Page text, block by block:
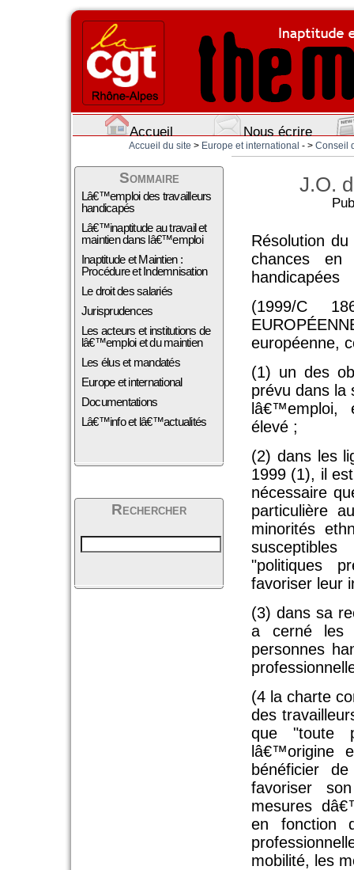
Accueil Nous écrire
Accueil du site > Europe et international - > Conseil
Sommaire
Lâ€™emploi des travailleurs
handicapés
Lâ€™inaptitude au travail et
maintien dans lâ€™emploi
Inaptitude et Maintien :
Procédure et Indemnisation
Le droit des salariés
Jurisprudences
Les acteurs et institutions de
lâ€™emploi et du maintien
Les élus et mandatés
Europe et international
Documentations
Lâ€™info et lâ€™actualités
Rechercher
J.O.
Résolution
chances en
handicapées
(1999/C
européenne,
(1) un des
prévu dans la
lâ€™emploi,
élevé ;
(2) dans les
1999 (1), il
nécessaire
particulière
minorités
"politiques
favoriser leur
(3) dans sa
a cerné les
personnes
(4 la charte
des
que "toute
lâ€™origine
bénéficier
favoriser
mesures
en fonction
mobilité, les